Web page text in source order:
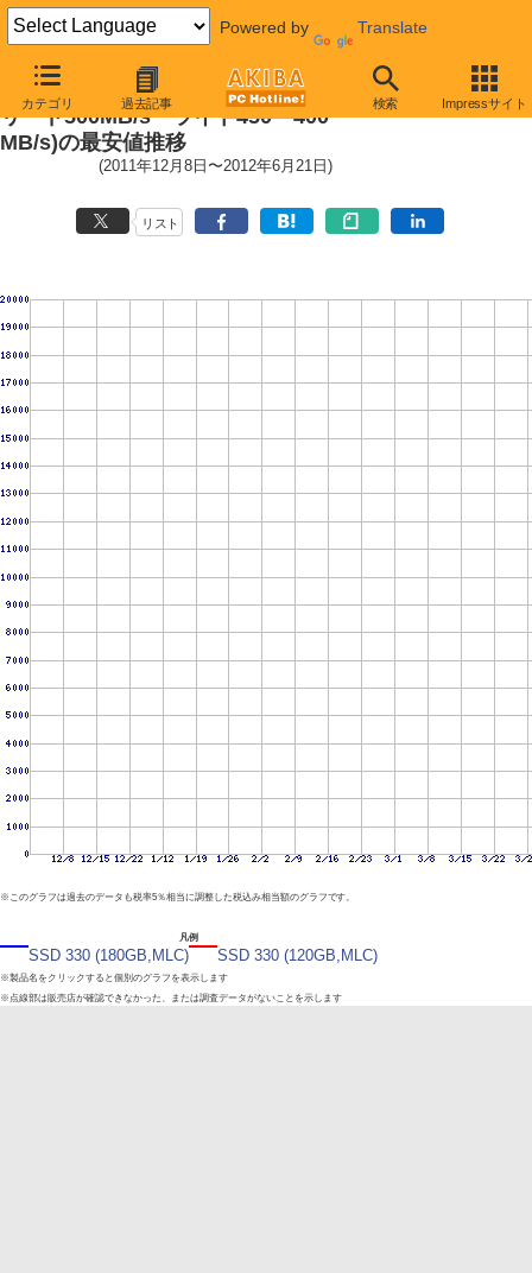
Powered by Translate
カテゴリ 過去記事 検索 Impressサイト
SSD 330 (SSD,6Gbps,2.5インチ,
リード500MB/s・ライト450〜400
MB/s)の最安値推移
(2011年12月8日〜2012年6月21日)
リスト
※このグラフは過去のデータも税率5％相当に調整した税込み相当額のグラフです。
凡例
SSD 330 (180GB,MLC) SSD 330 (120GB,MLC)
※製品名をクリックすると個別のグラフを表示します
※点線部は販売店が確認できなかった、または調査データがないことを示します